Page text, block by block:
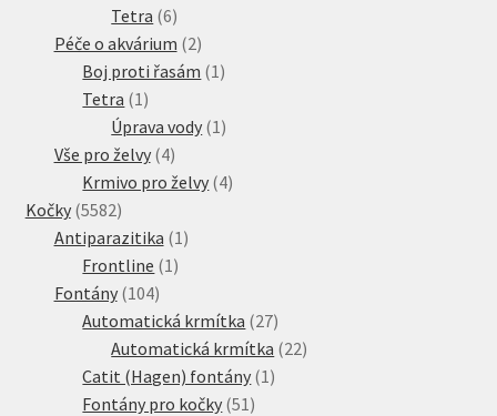
produkty
Tetra 66
produktů
Péče o akvárium 22
produkty
Boj proti řasám 1 1
Tetra 1 1
produkt
Úprava vody 1 1
Vše pro želvy 44
produkty
Krmivo pro želvy 44
Kočky 55825582
produktů
Antiparazitika 1 1
Frontline 1 1
Fontány 104104
produktů
Automatická krmítka 2727
produktů
Automatická krmítka 2222
Catit (Hagen) fontány 1 1
Fontány pro kočky 51 51